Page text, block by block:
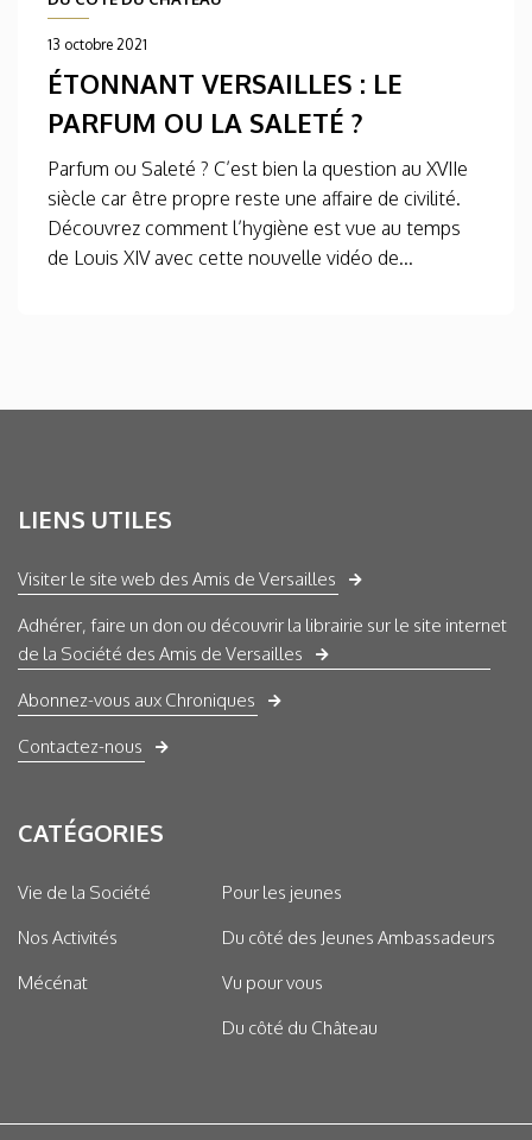
13 octobre 2021
ÉTONNANT VERSAILLES : LE
PARFUM OU LA SALETÉ ?
Parfum ou Saleté ? C’est bien la question au XVIIe
siècle car être propre reste une affaire de civilité.
Découvrez comment l’hygiène est vue au temps
de Louis XIV avec cette nouvelle vidéo de...
LIENS UTILES
Visiter le site web des Amis de Versailles
Adhérer, faire un don ou découvrir la librairie sur le site internet
de la Société des Amis de Versailles
Abonnez-vous aux Chroniques
Contactez-nous
CATÉGORIES
Vie de la Société
Nos Activités
Mécénat
Pour les jeunes
Du côté des Jeunes Ambassadeurs
Vu pour vous
Du côté du Château